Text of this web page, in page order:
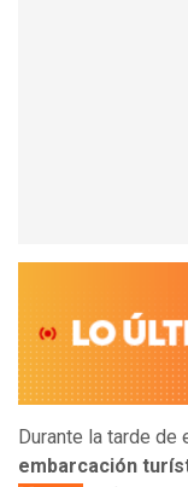
Durante la tarde de
embarcación